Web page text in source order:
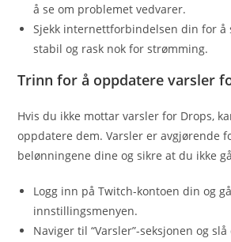
å se om problemet vedvarer.
Sjekk internettforbindelsen din for å
stabil og rask nok for strømming.
Trinn for å oppdatere varsler
Hvis du ikke mottar varsler for Drops,
oppdatere dem. Varsler er avgjørende
belønningene dine og sikre at du ikke
Logg inn på Twitch-kontoen din og
innstillingsmenyen.
Naviger til “Varsler”-seksjonen og